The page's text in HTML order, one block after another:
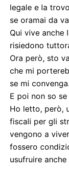
legale e la
se oramai da
Qui vive anche
risiedono
Ora però, sto
che mi
se mi convenga.
E poi non so
Ho letto, però,
fiscali per gli
vengono a
fossero
usufruire